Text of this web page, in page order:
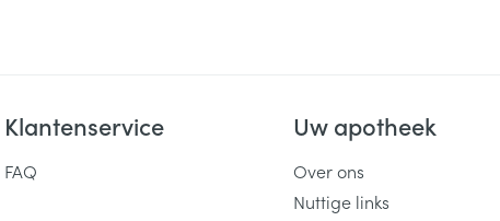
Klantenservice
FAQ
Uw apotheek
Over ons
Nuttige links